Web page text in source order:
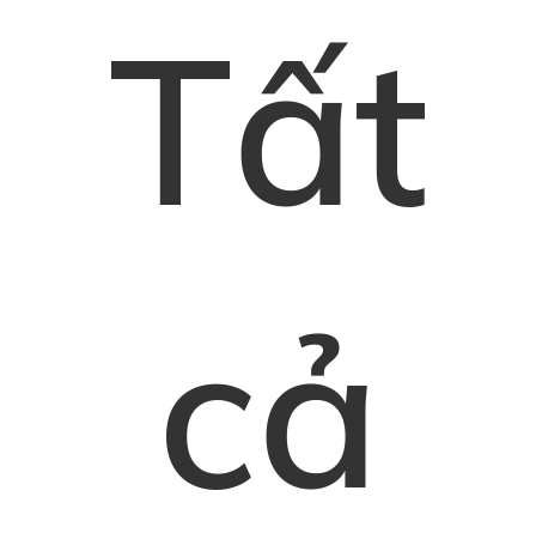
Tất
cả